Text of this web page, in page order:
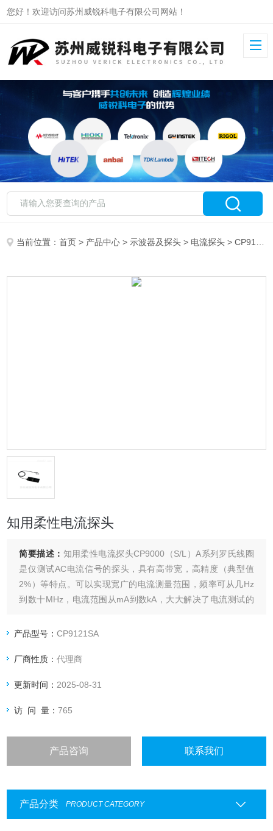
您好！欢迎访问苏州威锐科电子有限公司网站！
当前位置：首页 > 产品中心 > 示波器及探头 > 电流探头 > CP9121SA知用柔性电流探头
知用柔性电流探头
简要描述： 知用柔性电流探头CP9000（S/L）A系列罗氏线圈
是仅测试AC电流信号的探头，具有高带宽，高精度（典型值
2%）等特点。可以实现宽广的电流测量范围，频率可从几Hz
到数十MHz，电流范围从mA到数kA，大大解决了电流测试的
产品型号：CP9121SA
厂商性质：代理商
更新时间： 2025-08-31
访 问 量：765
产品咨询 联系我们
产品分类 PRODUCT CATEGORY